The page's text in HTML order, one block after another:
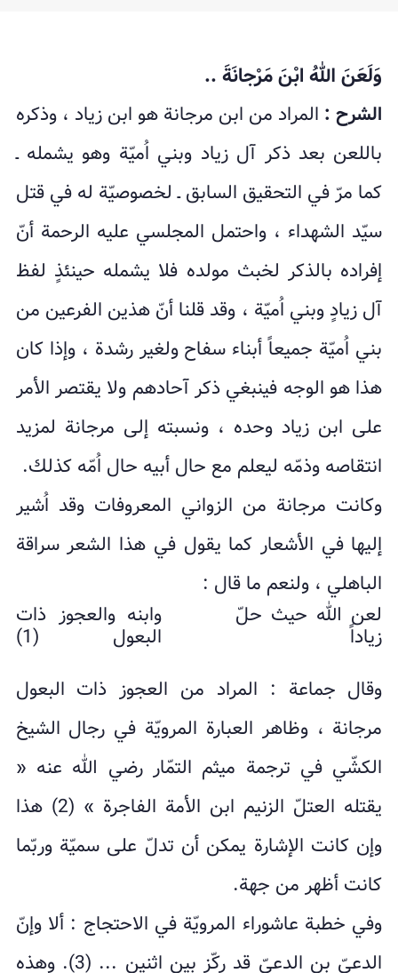
وَلَعَنَ اللهُ ابْنَ مَرْجانَةَ ..
الشرح : المراد من ابن مرجانة هو ابن زياد ، وذكره
باللعن بعد ذكر آل زياد وبني اُميّة وهو يشمله ـ
كما مرّ في التحقيق السابق ـ لخصوصيّة له في قتل
سيّد الشهداء ، واحتمل المجلسي عليه الرحمة أنّ
إفراده بالذكر لخبث مولده فلا يشمله حينئذٍ لفظ
آل زيادٍ وبني اُميّة ، وقد قلنا أنّ هذين الفرعين من
بني اُميّة جميعاً أبناء سفاح ولغير رشدة ، وإذا كان
هذا هو الوجه فينبغي ذكر آحادهم ولا يقتصر الأمر
على ابن زياد وحده ، ونسبته إلى مرجانة لمزيد
انتقاصه وذمّه ليعلم مع حال أبيه حال اُمّه كذلك.
وكانت مرجانة من الزواني المعروفات وقد اُشير
إليها في الأشعار كما يقول في هذا الشعر سراقة
الباهلي ، ولنعم ما قال :
لعن الله حيث حلّ
زياداً
وابنه والعجوز ذات
البعول (1)
وقال جماعة : المراد من العجوز ذات البعول
مرجانة ، وظاهر العبارة المرويّة في رجال الشيخ
الكشّي في ترجمة ميثم التمّار رضي الله عنه «
يقتله العتلّ الزنيم ابن الأمة الفاجرة » (2) هذا
وإن كانت الإشارة يمكن أن تدلّ على سميّة وربّما
كانت أظهر من جهة.
وفي خطبة عاشوراء المرويّة في الاحتجاج : ألا وإنّ
الدعيّ بن الدعيّ قد ركّز بين اثنين ... (3). وهذه